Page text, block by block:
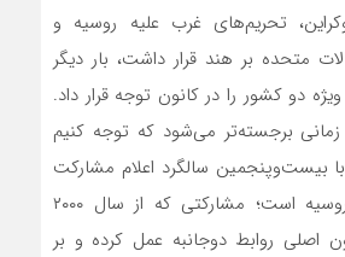
تحریم‌های غرب علیه روسیه و
متحده بر هند قرار داشت، بار دیگر
دو کشور را در کانون توجه قرار داد.
برجسته‌تر می‌شود که توجه کنیم
با بیست‌وپنجمین سالگرد اعلام مشارکت
استراتژیک هند و روسیه است؛ مشارکتی که از سال ۲۰۰۰
اصلی روابط دوجانبه عمل کرده و بر